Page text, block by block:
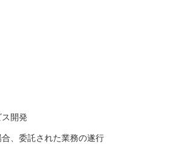
開発
、委託された業務の遂行